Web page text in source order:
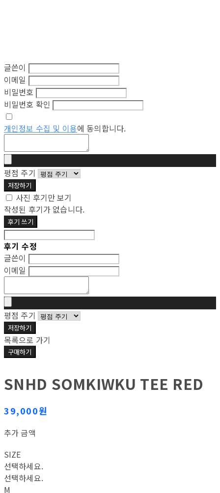
글쓴이
이메일
비밀번호
비밀번호 확인
개인정보 수집 및 이용에 동의합니다.
평점 주기
저장하기
사진 후기만 보기
작성된 후기가 없습니다.
후기 쓰기
후기 수정
글쓴이
이메일
평점 주기
저장하기
목록으로 가기
구매하기
SNHD SOMKIWKU TEE RED
39,000원
추가 금액
SIZE
선택하세요.
선택하세요.
M